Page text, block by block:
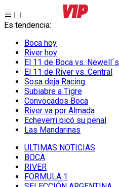
Es tendencia:
Boca hoy
River hoy
El 11 de Boca vs. Newell´s
El 11 de River vs. Central
Sosa deja Racing
Subiabre a Tigre
Convocados Boca
River va por Almada
Echeverri picó su penal
Las Mandarinas
ULTIMAS NOTICIAS
BOCA
RIVER
FORMULA 1